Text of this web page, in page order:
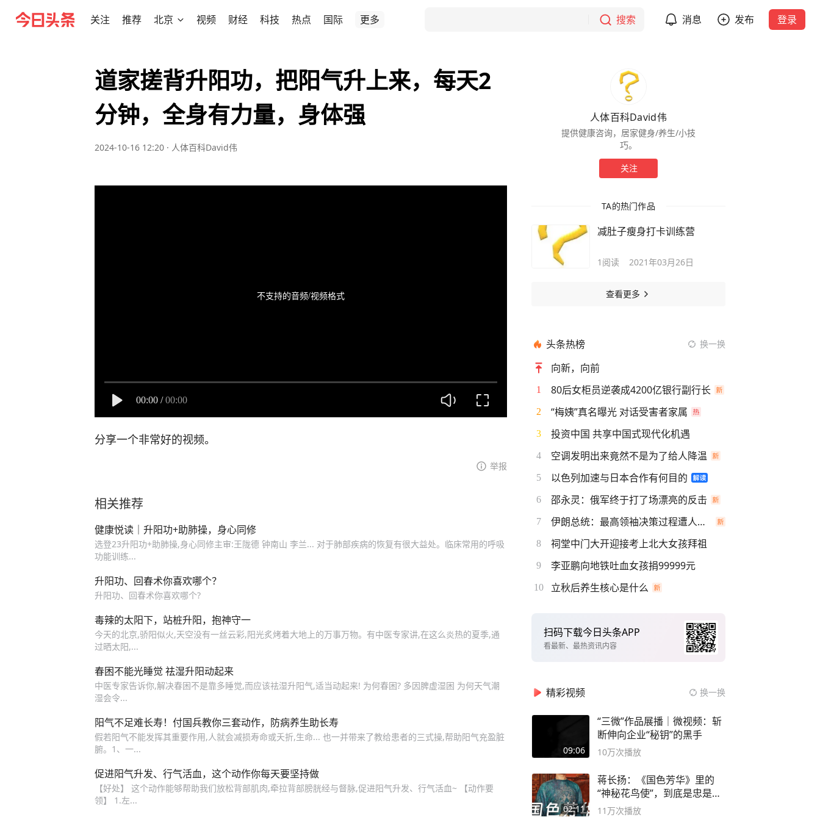
关注 推荐 北京 视频 财经 科技 热点 国际 更多 搜索 消息 发布 登录
道家搓背升阳功，把阳气升上来，每天2
分钟，全身有力量，身体强
2024-10-16 12:20 · 人体百科David伟
不支持的音频/视频格式
00:00 / 00:00
分享一个非常好的视频。
举报
相关推荐
健康悦读｜升阳功+助肺操，身心同修
选登23升阳功+助肺操,身心同修主审:王陇德 钟南山 李兰... 对于肺部疾病的恢复有很大益处。临床常用的呼吸
功能训练...
升阳功、回春术你喜欢哪个？
升阳功、回春术你喜欢哪个?
毒辣的太阳下，站桩升阳，抱神守一
今天的北京,骄阳似火,天空没有一丝云彩,阳光炙烤着大地上的万事万物。有中医专家讲,在这么炎热的夏季,通
过晒太阳,...
春困不能光睡觉 祛湿升阳动起来
中医专家告诉你,解决春困不是靠多睡觉,而应该祛湿升阳气,适当动起来! 为何春困? 多因脾虚湿困 为何天气潮
湿会令...
阳气不足难长寿！付国兵教你三套动作，防病养生助长寿
假若阳气不能发挥其重要作用,人就会减损寿命或夭折,生命... 也一并带来了教给患者的三式操,帮助阳气充盈脏
腑。1、一...
促进阳气升发、行气活血，这个动作你每天要坚持做
【好处】 这个动作能够帮助我们放松背部肌肉,牵拉背部膀胱经与督脉,促进阳气升发、行气活血~ 【动作要
领】 1.左...
人体百科David伟
提供健康咨询，居家健身/养生/小技
巧。
关注
TA的热门作品
减肚子瘦身打卡训练营
1 阅读 2021年03月26日
查看更多
头条热榜 换一换
向新，向前
1 80后女柜员逆袭成4200亿银行副行长
2 “梅姨”真名曝光 对话受害者家属
3 投资中国 共享中国式现代化机遇
4 空调发明出来竟然不是为了给人降温
5 以色列加速与日本合作有何目的
6 邵永灵：俄军终于打了场漂亮的反击
7 伊朗总统：最高领袖决策过程遭人利用
8 祠堂中门大开迎接考上北大女孩拜祖
9 李亚鹏向地铁吐血女孩捐99999元
10 立秋后养生核心是什么
扫码下载今日头条APP
看最新、最热资讯内容
精彩视频 换一换
09:06
“三微”作品展播｜微视频：斩
断伸向企业“秘钥”的黑手
10万次播放
02:11
蒋长扬：《国色芳华》里的
“神秘花鸟使”，到底是忠是
奸？
11万次播放